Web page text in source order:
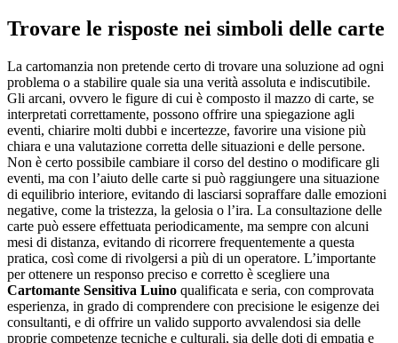
Trovare le risposte nei simboli delle carte
La cartomanzia non pretende certo di trovare una soluzione ad ogni
problema o a stabilire quale sia una verità assoluta e indiscutibile.
Gli arcani, ovvero le figure di cui è composto il mazzo di carte, se
interpretati correttamente, possono offrire una spiegazione agli
eventi, chiarire molti dubbi e incertezze, favorire una visione più
chiara e una valutazione corretta delle situazioni e delle persone.
Non è certo possibile cambiare il corso del destino o modificare gli
eventi, ma con l’aiuto delle carte si può raggiungere una situazione
di equilibrio interiore, evitando di lasciarsi sopraffare dalle emozioni
negative, come la tristezza, la gelosia o l’ira. La consultazione delle
carte può essere effettuata periodicamente, ma sempre con alcuni
mesi di distanza, evitando di ricorrere frequentemente a questa
pratica, così come di rivolgersi a più di un operatore. L’importante
per ottenere un responso preciso e corretto è scegliere una
Cartomante Sensitiva Luino qualificata e seria, con comprovata
esperienza, in grado di comprendere con precisione le esigenze dei
consultanti, e di offrire un valido supporto avvalendosi sia delle
proprie competenze tecniche e culturali, sia delle doti di empatia e